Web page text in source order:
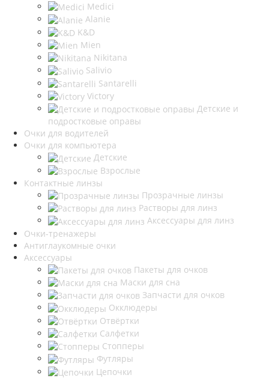
Medici
Alanie
K&D
Mien
Nikitana
Salivio
Santarelli
Victory
Детские и
подростковые оправы
Очки для водителей
Очки для компьютера
Детские
Взрослые
Контактные линзы
Прозрачные линзы
Растворы для линз
Аксессуары для линз
Очки-тренажеры
Антиглаукомные очки
Аксессуары
Пакеты для очков
Маски для сна
Запчасти для очков
Окклюдеры
Отвёртки
Салфетки
Стопперы
Футляры
Цепочки